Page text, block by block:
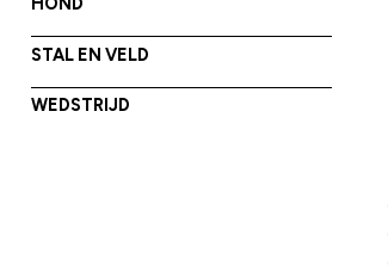
STAL EN VELD
WEDSTRIJD